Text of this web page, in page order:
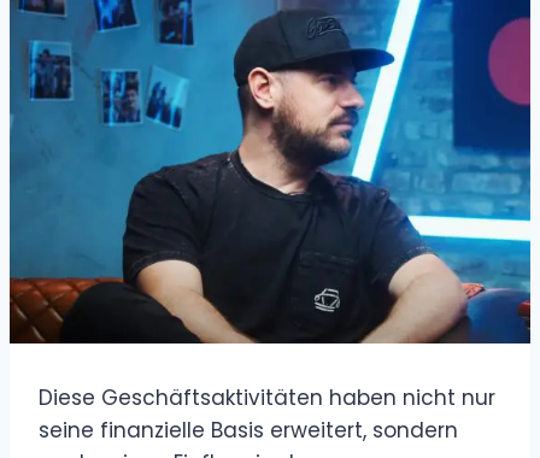
Diese Geschäftsaktivitäten haben nicht nur
seine finanzielle Basis erweitert, sondern